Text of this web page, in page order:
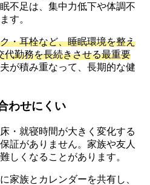
不足は、集中力低下や体調不
す。
・耳栓など、睡眠環境を整え
代勤務を長続きさせる最重要
が積み重なって、長期的な健
わせにくい
・就寝時間が大きく変化する
証がありません。家族や友人
しくなることがあります。
家族とカレンダーを共有し、